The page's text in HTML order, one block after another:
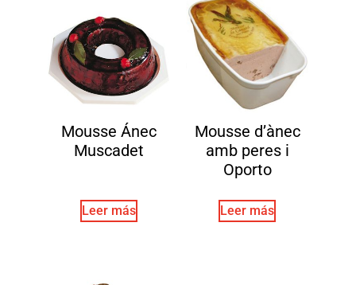
Mousse Ánec
Muscadet
Leer más
Mousse d’ànec
amb peres i
Oporto
Leer más